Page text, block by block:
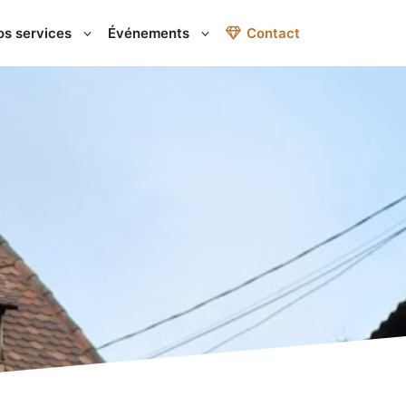
services Événements Contact